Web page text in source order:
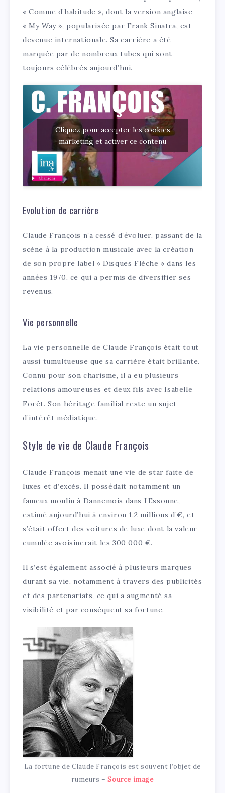
« Comme d’habitude », dont la version anglaise
« My Way », popularisée par Frank Sinatra, est
devenue internationale. Sa carrière a été
marquée par de nombreux tubes qui sont
toujours célébrés aujourd’hui.
Cliquez pour accepter les cookies
marketing et activer ce contenu
Evolution de carrière
Claude François n’a cessé d’évoluer, passant de la
scène à la production musicale avec la création
de son propre label « Disques Flèche » dans les
années 1970, ce qui a permis de diversifier ses
revenus.
Vie personnelle
La vie personnelle de Claude François était tout
aussi tumultueuse que sa carrière était brillante.
Connu pour son charisme, il a eu plusieurs
relations amoureuses et deux fils avec Isabelle
Forêt. Son héritage familial reste un sujet
d’intérêt médiatique.
Style de vie de Claude François
Claude François menait une vie de star faite de
luxes et d’excès. Il possédait notamment un
fameux moulin à Dannemois dans l’Essonne,
estimé aujourd’hui à environ 1,2 millions d’€, et
s’était offert des voitures de luxe dont la valeur
cumulée avoisinerait les 300 000 €.
Il s’est également associé à plusieurs marques
durant sa vie, notamment à travers des publicités
et des partenariats, ce qui a augmenté sa
visibilité et par conséquent sa fortune.
La fortune de Claude François est souvent l’objet de
rumeurs –Source image